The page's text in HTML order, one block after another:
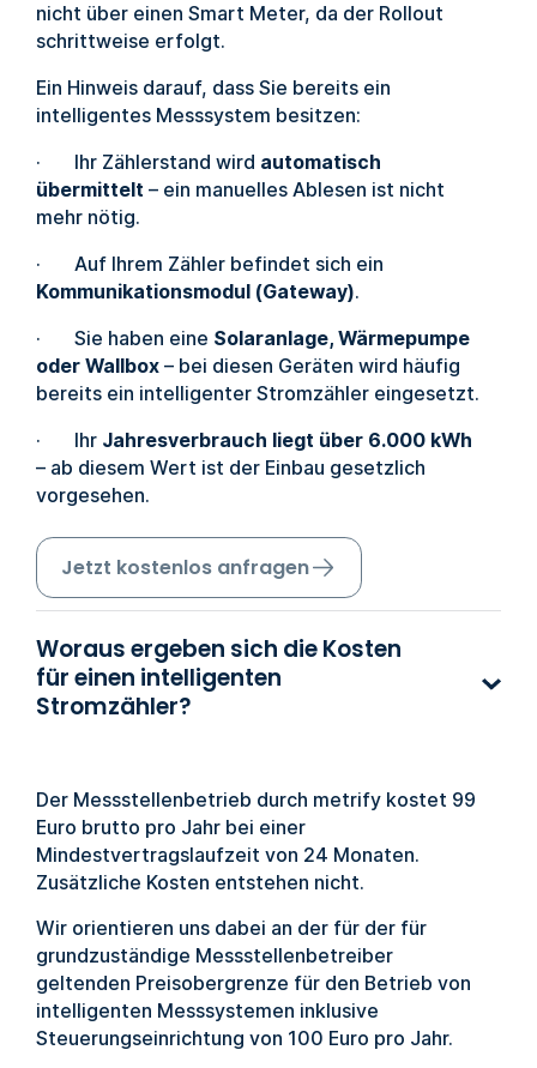
nicht über einen Smart Meter, da der Rollout
schrittweise erfolgt.
Ein Hinweis darauf, dass Sie bereits ein
intelligentes Messsystem besitzen:
· Ihr Zählerstand wird automatisch
übermittelt – ein manuelles Ablesen ist nicht
mehr nötig.
· Auf Ihrem Zähler befindet sich ein
Kommunikationsmodul (Gateway).
· Sie haben eine Solaranlage, Wärmepumpe
oder Wallbox– bei diesen Geräten wird häufig
bereits ein intelligenter Stromzähler eingesetzt.
· Ihr Jahresverbrauch liegt über 6.000 kWh
– ab diesem Wert ist der Einbau gesetzlich
vorgesehen.
Jetzt kostenlos anfragen
Woraus ergeben sich die Kosten
für einen intelligenten
Stromzähler?
Der Messstellenbetrieb durch metrify kostet 99
Euro brutto pro Jahr bei einer
Mindestvertragslaufzeit von 24 Monaten.
Zusätzliche Kosten entstehen nicht.
Wir orientieren uns dabei an der für der für
grundzuständige Messstellenbetreiber
geltenden Preisobergrenze für den Betrieb von
intelligenten Messsystemen inklusive
Steuerungseinrichtung von 100 Euro pro Jahr.